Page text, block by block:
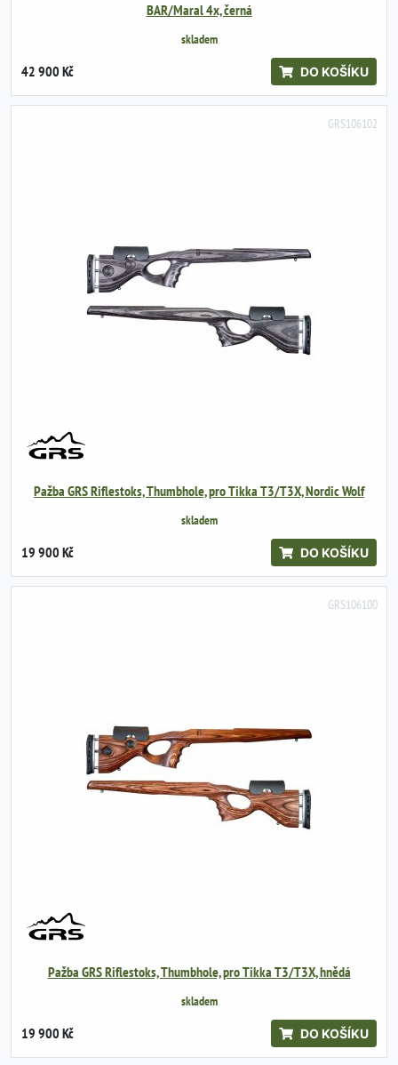
BAR/Maral 4x, černá
skladem
42 900 Kč DO KOŠÍKU
GRS106102
Pažba GRS Riflestoks, Thumbhole, pro Tikka T3/T3X, Nordic Wolf
skladem
19 900 Kč DO KOŠÍKU
GRS106100
Pažba GRS Riflestoks, Thumbhole, pro Tikka T3/T3X, hnědá
skladem
19 900 Kč DO KOŠÍKU